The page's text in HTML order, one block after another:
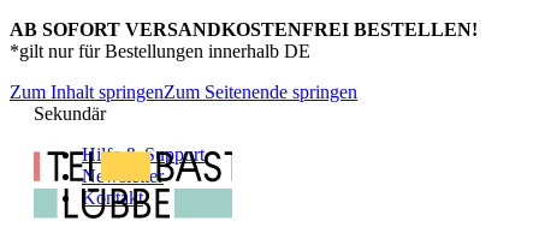
AB SOFORT VERSANDKOSTENFREI BESTELLEN!
*gilt nur für Bestellungen innerhalb DE
Zum Inhalt springenZum Seitenende springen
Sekundär
Hilfe & Support
Newsletter
Kontakt